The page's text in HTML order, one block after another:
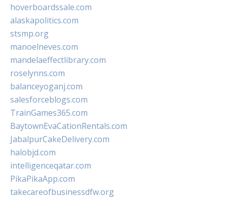
hoverboardssale.com
alaskapolitics.com
stsmp.org
manoelneves.com
mandelaeffectlibrary.com
roselynns.com
balanceyoganj.com
salesforceblogs.com
TrainGames365.com
BaytownEvaCationRentals.com
JabalpurCakeDelivery.com
halobjd.com
intelligenceqatar.com
PikaPikaApp.com
takecareofbusinessdfw.org